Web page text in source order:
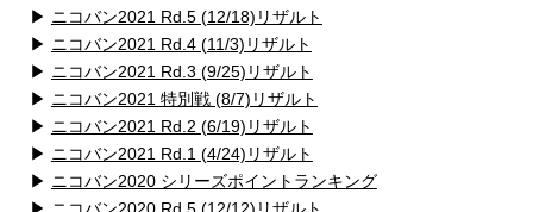
▶ ニコバン2021 Rd.5 (12/18)リザルト
▶ ニコバン2021 Rd.4 (11/3)リザルト
▶ ニコバン2021 Rd.3 (9/25)リザルト
▶ ニコバン2021 特別戦 (8/7)リザルト
▶ ニコバン2021 Rd.2 (6/19)リザルト
▶ ニコバン2021 Rd.1 (4/24)リザルト
▶ ニコバン2020 シリーズポイントランキング